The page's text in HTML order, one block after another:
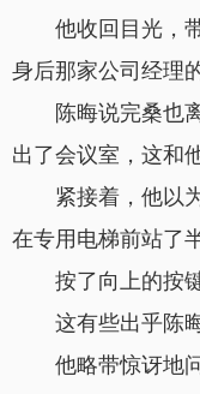
他收回目光，
身后那家公司经理
陈晦说完桑也
出了会议室，这和
紧接着，他以
在专用电梯前站了
按了向上的按键
这有些出乎陈
他略带惊讶地